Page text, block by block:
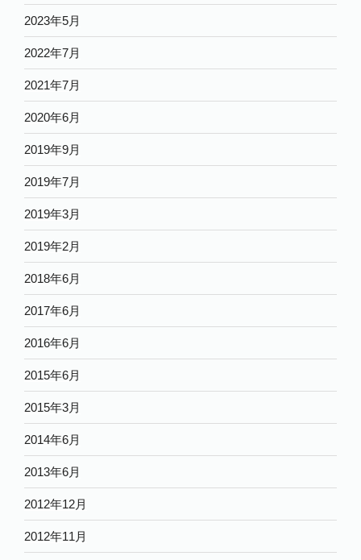
2023年5月
2022年7月
2021年7月
2020年6月
2019年9月
2019年7月
2019年3月
2019年2月
2018年6月
2017年6月
2016年6月
2015年6月
2015年3月
2014年6月
2013年6月
2012年12月
2012年11月